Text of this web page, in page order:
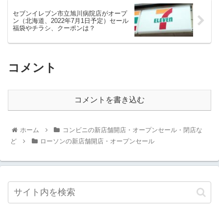
セブンイレブン市立旭川病院店がオープ
ン（北海道、2022年7月1日予定）セール
福袋やチラシ、クーポンは？
コメント
コメントを書き込む
ホーム
コンビニの新店舗開店・オープンセール・閉店な
ど
ローソンの新店舗開店・オープンセール